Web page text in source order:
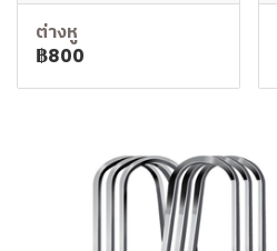
ต่างหู
฿800